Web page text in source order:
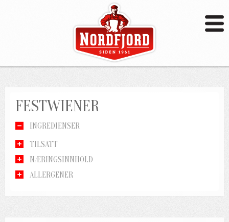
FESTWIENER
INGREDIENSER
TILSATT
NÆRINGSINNHOLD
ALLERGENER